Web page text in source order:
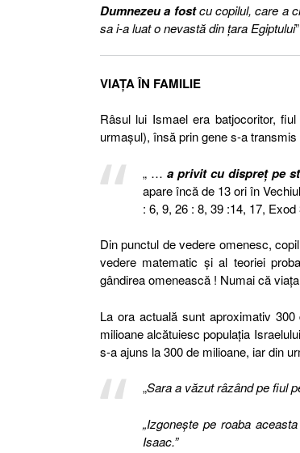
Dumnezeu a fostcu copilul, care a
sa i-a luat o nevastă din ţara Egiptului
VIAŢA ÎN FAMILIE
Râsul lui Ismael era batjocoritor,
urmaşul), însă prin gene s-a
„ … a privit cu dispreţ pe
apare încă de 13 ori în
: 6, 9, 26 : 8, 39 :14, 17,
Din punctul de vedere omenesc,
vedere matematic şi al teoriei
gândirea omenească ! Numai că
La ora actuală sunt aproximativ
milioane alcătuiesc populaţia
s-a ajuns la 300 de milioane, iar din
„Sara a văzut râzând pe fiul
„Izgoneşte pe roaba
Isaac.”